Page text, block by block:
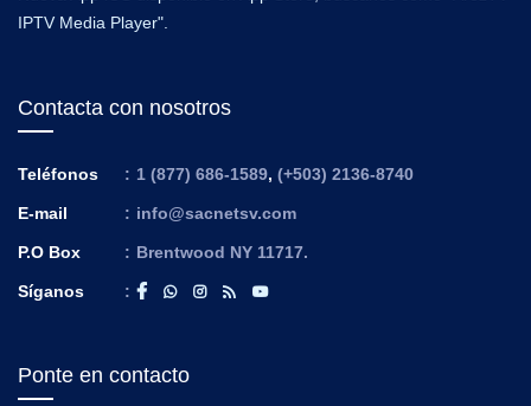
IPTV Media Player".
Contacta con nosotros
Teléfonos : 1 (877) 686-1589, (+503) 2136-8740
E-mail : info@sacnetsv.com
P.O Box : Brentwood NY 11717.
Síganos :
Ponte en contacto